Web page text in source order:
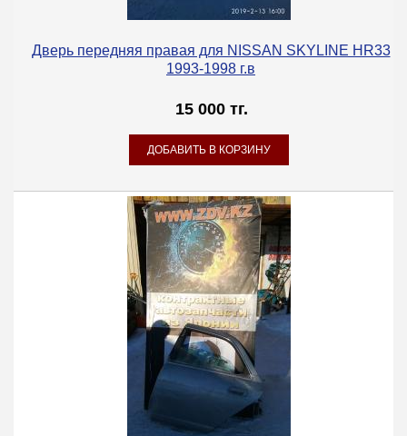
Дверь передняя правая для NISSAN SKYLINE HR33
1993-1998 г.в
15 000 тг.